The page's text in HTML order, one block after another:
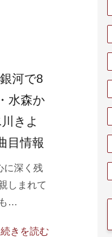
河で8
水森か
きよ
目情報
に深く残
しまれて
…
続きを読む